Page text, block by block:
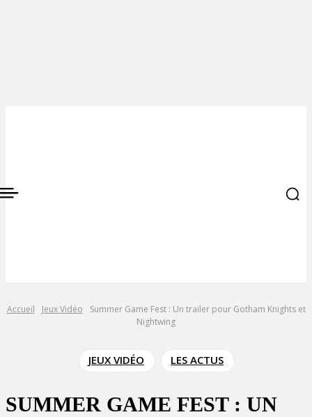
Accueil Jeux Vidéo
Summer Game Fest : Un trailer pour Gotham Knights et
Nightwing
JEUX VIDÉO LES ACTUS
SUMMER GAME FEST : UN